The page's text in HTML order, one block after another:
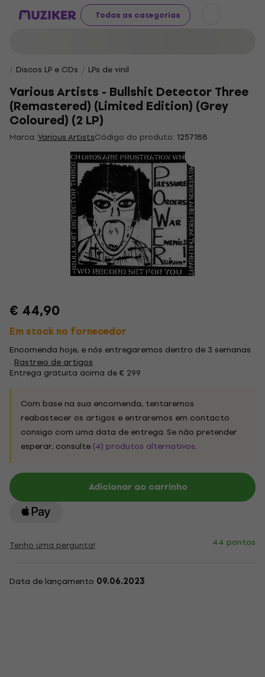
Todas as categorias
Discos LP e CDs LPs de vinil
Various Artists - Bullshit Detector Three
(Remastered) (Limited Edition) (Grey
Coloured) (2 LP)
Marca:Various ArtistsCódigo do produto: 1257188
€ 44,90
Em stock no fornecedor
Encomenda hoje, e nós entregaremos dentro de 3 semanas
Rastreio de artigos
Entrega gratuita acima de € 299
Com base na sua encomenda, tentaremos
reabastecer os artigos e entraremos em contacto
consigo com uma data de entrega. Se não pretender
esperar, consulte (4) produtos alternativos.
Adicionar ao carrinho
Tenho uma pergunta! 44 pontos
Data de lançamento 09.06.2023